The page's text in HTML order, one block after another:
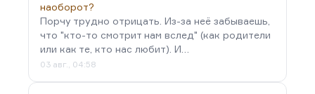
наоборот?
Порчу трудно отрицать. Из-за неё забываешь,
что "кто-то смотрит нам вслед" (как родители
или как те, кто нас любит). И…
03 авг., 04:58